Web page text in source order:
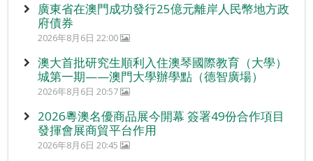
廣東省在澳門成功發行25億元離岸人民幣地方政
府債券
2026年8月6日 22:00
澳大首批研究生順利入住澳琴國際教育（大學）
城第一期——澳門大學辦學點（德智廣場）
2026年8月6日 20:57
2026粵澳名優商品展今開幕 簽署49份合作項目
發揮會展商貿平台作用
2026年8月6日 20:45